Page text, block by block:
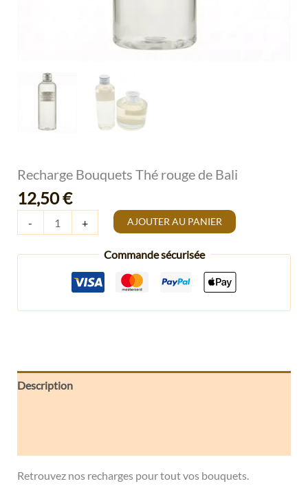
Recharge Bouquets Thé rouge de Bali
12,50€
- + AJOUTER AU PANIER
Commande sécurisée
Description
Retrouvez nos recharges pour tout vos bouquets.